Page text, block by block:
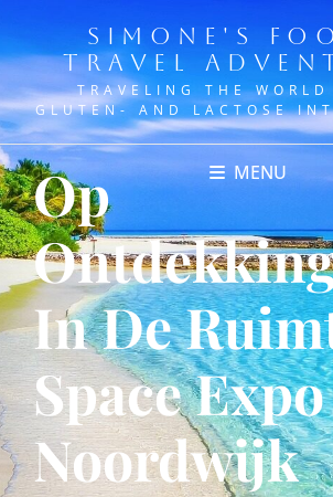
SIMONE'S
TRAVEL
TRAVELING THE
GLUTEN- AND LACTOSE
MENU
Op
In De
Space
Noordwijk